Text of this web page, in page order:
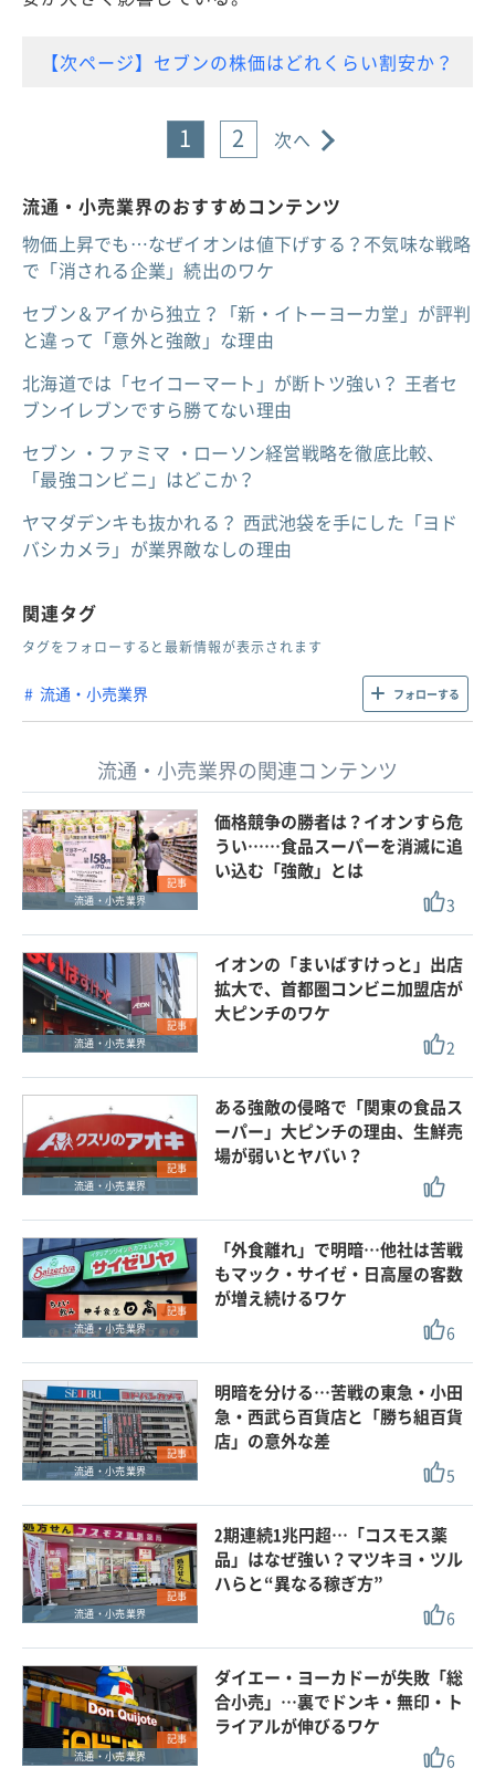
【次ページ】セブンの株価はどれくらい割安か？
1 2 次へ
流通・小売業界のおすすめコンテンツ
物価上昇でも…なぜイオンは値下げする？不気味な戦略
で「消される企業」続出のワケ
セブン＆アイから独立？「新・イトーヨーカ堂」が評判
と違って「意外と強敵」な理由
北海道では「セイコーマート」が断トツ強い？ 王者セ
ブンイレブンですら勝てない理由
セブン ・ファミマ ・ローソン経営戦略を徹底比較、
「最強コンビニ」はどこか？
ヤマダデンキも抜かれる？ 西武池袋を手にした「ヨド
バシカメラ」が業界敵なしの理由
関連タグ
タグをフォローすると最新情報が表示されます
流通・小売業界 フォローする
流通・小売業界の関連コンテンツ
記事
流通・小売業界
価格競争の勝者は？イオンすら危
うい……食品スーパーを消滅に追
い込む「強敵」とは
3
記事
流通・小売業界
イオンの「まいばすけっと」出店
拡大で、首都圏コンビニ加盟店が
大ピンチのワケ
2
記事
流通・小売業界
ある強敵の侵略で「関東の食品ス
ーパー」大ピンチの理由、生鮮売
場が弱いとヤバい？
記事
流通・小売業界
「外食離れ」で明暗…他社は苦戦
もマック・サイゼ・日高屋の客数
が増え続けるワケ
6
記事
流通・小売業界
明暗を分ける…苦戦の東急・小田
急・西武ら百貨店と「勝ち組百貨
店」の意外な差
5
記事
流通・小売業界
2期連続1兆円超…「コスモス薬
品」はなぜ強い？マツキヨ・ツル
ハらと“異なる稼ぎ方”
6
記事
流通・小売業界
ダイエー・ヨーカドーが失敗「総
合小売」…裏でドンキ・無印・ト
ライアルが伸びるワケ
6